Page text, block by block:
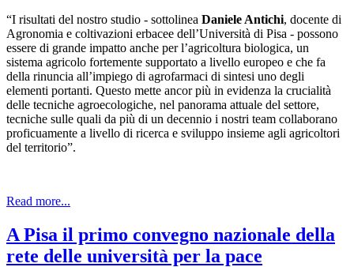
“I risultati del nostro studio - sottolinea Daniele Antichi, docente di
Agronomia e coltivazioni erbacee dell’Università di Pisa - possono
essere di grande impatto anche per l’agricoltura biologica, un
sistema agricolo fortemente supportato a livello europeo e che fa
della rinuncia all’impiego di agrofarmaci di sintesi uno degli
elementi portanti. Questo mette ancor più in evidenza la crucialità
delle tecniche agroecologiche, nel panorama attuale del settore,
tecniche sulle quali da più di un decennio i nostri team collaborano
proficuamente a livello di ricerca e sviluppo insieme agli agricoltori
del territorio”.
Read more...
A Pisa il primo convegno nazionale della
rete delle università per la pace